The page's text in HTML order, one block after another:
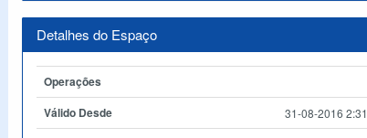
Detalhes do Espaço
Operações
Válido Desde
31-08-2016 2:31